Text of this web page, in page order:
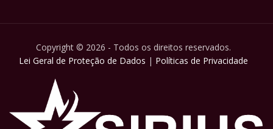
Copyright © 2026 - Todos os direitos reservados.
Lei Geral de Proteção de Dados | Políticas de Privacidade